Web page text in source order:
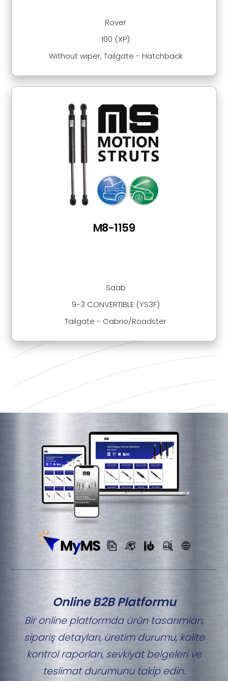
Rover
100 (XP)
Without wiper, Tailgate - Hatchback
Saab
9-3 CONVERTIBLE (YS3F)
Tailgate - Cabrio/Roadster
M8-1159
Online B2B Platformu
Bir online platformda ürün tasarımları,
sipariş detayları, üretim durumu, kalite
kontrol raporları, sevkiyat belgeleri ve
teslimat durumunu takip edin.